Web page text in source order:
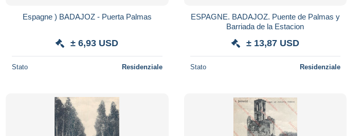
Espagne ) BADAJOZ - Puerta Palmas
± 6,93 USD
Stato Residenziale
ESPAGNE. BADAJOZ. Puente de Palmas y
Barriada de la Estacion
± 13,87 USD
Stato Residenziale